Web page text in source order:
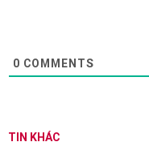
0 COMMENTS
TIN KHÁC